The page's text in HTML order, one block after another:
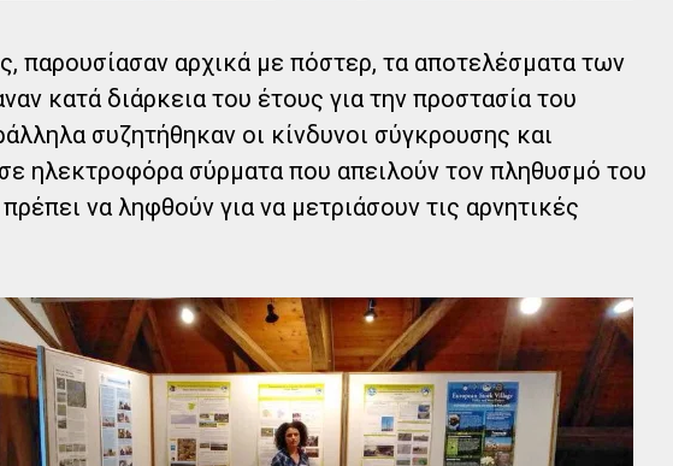
παρουσίασαν αρχικά με πόστερ, τα αποτελέσματα των
κατά διάρκεια του έτους για την προστασία του
συζητήθηκαν οι κίνδυνοι σύγκρουσης και
ηλεκτροφόρα σύρματα που απειλούν τον πληθυσμό του
να ληφθούν για να μετριάσουν τις αρνητικές